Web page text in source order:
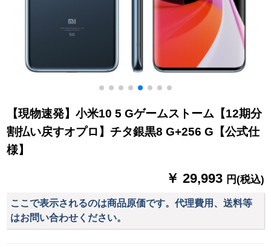
【現物速発】小米10 5 Gゲームストーム【12期分
割払い戻すオプロ】チタ銀黒8 G+256 G【公式仕
様】
￥ 29,993 円(税込)
ここで表示されるのは商品原価です。代理費用、送料等
はお問い合わせください。